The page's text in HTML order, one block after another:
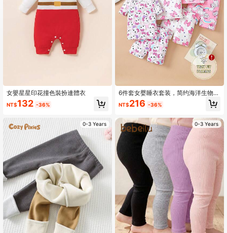
女嬰星星印花撞色裝扮連體衣
NT$132 -36%
0-3 Years
6件套女婴睡衣套装，简约海洋生物印
花修身圆领T恤和短裤，3套休闲家居
服
NT$216 -36%
0-3 Years